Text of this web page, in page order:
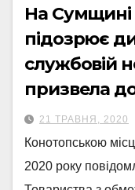
На Сумщині
підозрює
службовій
призвела
21 ТРАВНЯ, 2020
Конотопською
2020 року